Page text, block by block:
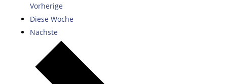
Vorherige
Diese Woche
Nächste